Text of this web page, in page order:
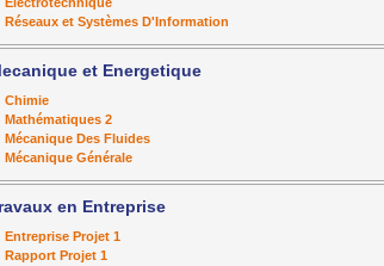
Réseaux et Systèmes D'Information
et Energetique
Chimie
Mathématiques 2
Mécanique Des Fluides
Mécanique Générale
en Entreprise
Entreprise Projet 1
Rapport Projet 1